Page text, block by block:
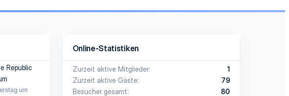
Republic
um
Online-Statistiken
Zurzeit aktive Mitglieder
1
Zurzeit aktive Gäste
79
Besucher gesamt
80